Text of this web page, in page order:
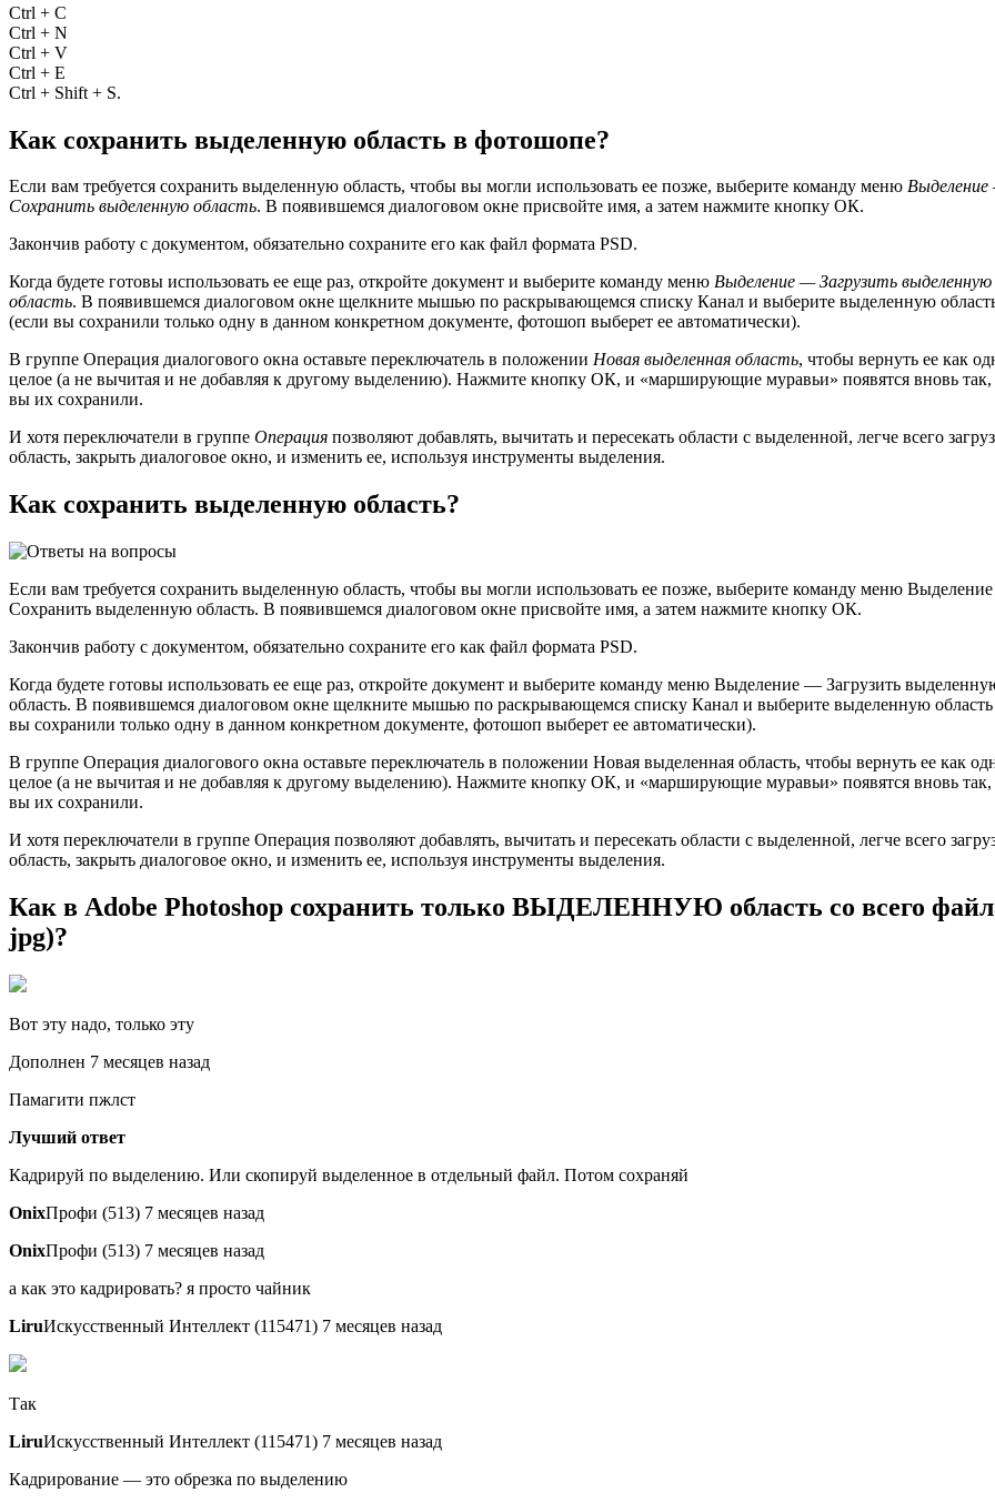
Ctrl + C
Ctrl + N
Ctrl + V
Ctrl + E
Ctrl + Shift + S.
Как сохранить выделенную область в фотошопе?
Если вам требуется сохранить выделенную область, чтобы вы могли использовать ее позже, выберите команду меню
Сохранить выделенную область. В появившемся диалоговом окне присвойте имя, а затем нажмите кнопку ОК.
Закончив работу с документом, обязательно сохраните его как файл формата PSD.
Когда будете готовы использовать ее еще раз, откройте документ и выберите команду меню Выделение — Загрузить выделенную
область. В появившемся диалоговом окне щелкните мышью по раскрывающемся списку Канал и выберите выделенную
(если вы сохранили только одну в данном конкретном документе, фотошоп выберет ее автоматически).
В группе Операция диалогового окна оставьте переключатель в положении Новая выделенная область, чтобы вернуть ее как
целое (а не вычитая и не добавляя к другому выделению). Нажмите кнопку ОК, и «марширующие муравьи» появятся вновь так,
вы их сохранили.
И хотя переключатели в группе Операция позволяют добавлять, вычитать и пересекать области с выделенной, легче всего
область, закрыть диалоговое окно, и изменить ее, используя инструменты выделения.
Как сохранить выделенную область?
Если вам требуется сохранить выделенную область, чтобы вы могли использовать ее позже, выберите команду меню
Сохранить выделенную область. В появившемся диалоговом окне присвойте имя, а затем нажмите кнопку ОК.
Закончив работу с документом, обязательно сохраните его как файл формата PSD.
Когда будете готовы использовать ее еще раз, откройте документ и выберите команду меню Выделение — Загрузить
область. В появившемся диалоговом окне щелкните мышью по раскрывающемся списку Канал и выберите выделенную область
вы сохранили только одну в данном конкретном документе, фотошоп выберет ее автоматически).
В группе Операция диалогового окна оставьте переключатель в положении Новая выделенная область, чтобы вернуть ее как
целое (а не вычитая и не добавляя к другому выделению). Нажмите кнопку ОК, и «марширующие муравьи» появятся вновь так,
вы их сохранили.
И хотя переключатели в группе Операция позволяют добавлять, вычитать и пересекать области с выделенной, легче всего
область, закрыть диалоговое окно, и изменить ее, используя инструменты выделения.
Как в Adobe Photoshop сохранить только ВЫДЕЛЕННУЮ область со всего
jpg)?
Вот эту надо, только эту
Дополнен 7 месяцев назад
Памагити пжлст
Лучший ответ
Кадрируй по выделению. Или скопируй выделенное в отдельный файл. Потом сохраняй
OnixПрофи (513) 7 месяцев назад
OnixПрофи (513) 7 месяцев назад
а как это кадрировать? я просто чайник
LiruИскусственный Интеллект (115471) 7 месяцев назад
Так
LiruИскусственный Интеллект (115471) 7 месяцев назад
Кадрирование — это обрезка по выделению